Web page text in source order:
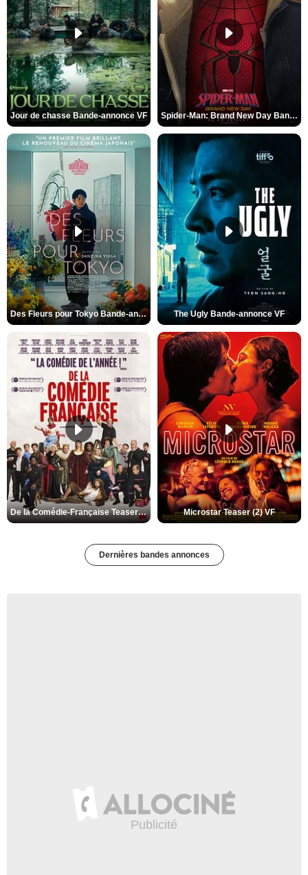
Jour de chasse Bande-annonce VF Spider-Man: Brand New Day Bande-annonce (3) VO STFR
Des Fleurs pour Tokyo Bande-annonce VO STFR The Ugly Bande-annonce VF
De la Comédie-Française Teaser (3) VF Microstar Teaser (2) VF
Dernières bandes annonces